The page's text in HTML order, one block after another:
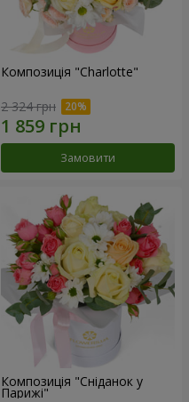
Композиція "Charlotte"
2 324 грн
Замовити
Композиція "Сніданок у
Парижі"